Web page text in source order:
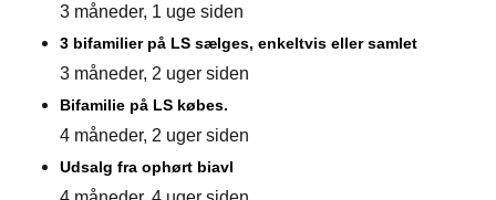
3 måneder, 1 uge siden
3 bifamilier på LS sælges, enkeltvis eller samlet
3 måneder, 2 uger siden
Bifamilie på LS købes.
4 måneder, 2 uger siden
Udsalg fra ophørt biavl